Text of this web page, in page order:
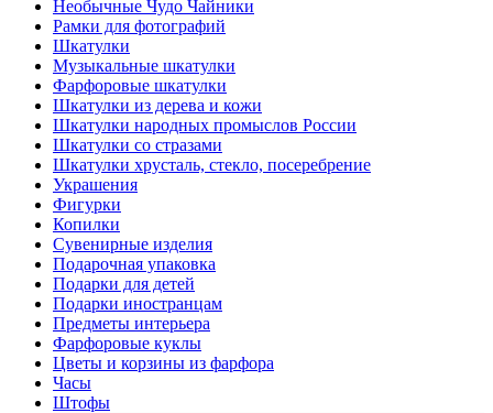
Необычные Чудо Чайники
Рамки для фотографий
Шкатулки
Музыкальные шкатулки
Фарфоровые шкатулки
Шкатулки из дерева и кожи
Шкатулки народных промыслов России
Шкатулки со стразами
Шкатулки хрусталь, стекло, посеребрение
Украшения
Фигурки
Копилки
Сувенирные изделия
Подарочная упаковка
Подарки для детей
Подарки иностранцам
Предметы интерьера
Фарфоровые куклы
Цветы и корзины из фарфора
Часы
Штофы